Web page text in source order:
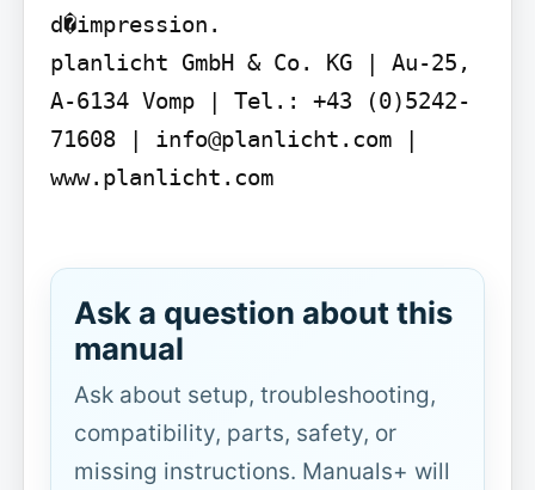
d�impression.
planlicht GmbH & Co. KG | Au-25,
A-6134 Vomp | Tel.: +43 (0)5242-
71608 | info@planlicht.com |
www.planlicht.com
Ask a question about this
manual
Ask about setup, troubleshooting,
compatibility, parts, safety, or
missing instructions. Manuals+ will